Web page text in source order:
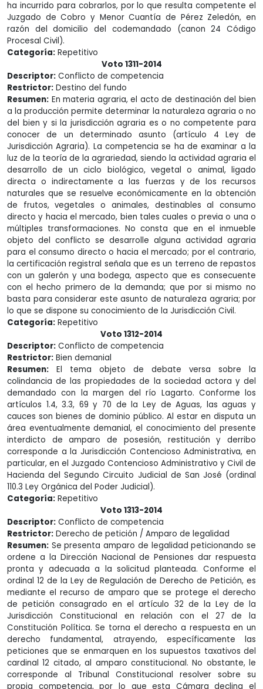
ha incurrido para cobrarlos, por lo que resulta competente el
Juzgado de Cobro y Menor Cuantía de Pérez Zeledón, en
razón del domicilio del codemandado (canon 24 Código
Procesal Civil).
Categoría: Repetitivo
Voto 1311-2014
Descriptor: Conflicto de competencia
Restrictor: Destino del fundo
Resumen: En materia agraria, el acto de destinación del bien
a la producción permite determinar la naturaleza agraria o no
del bien y si la jurisdicción agraria es o no competente para
conocer de un determinado asunto (artículo 4 Ley de
Jurisdicción Agraria). La competencia se ha de examinar a la
luz de la teoría de la agrariedad, siendo la actividad agraria el
desarrollo de un ciclo biológico, vegetal o animal, ligado
directa o indirectamente a las fuerzas y de los recursos
naturales que se resuelve económicamente en la obtención
de frutos, vegetales o animales, destinables al consumo
directo y hacia el mercado, bien tales cuales o previa o una o
múltiples transformaciones. No consta que en el inmueble
objeto del conflicto se desarrolle alguna actividad agraria
para el consumo directo o hacia el mercado; por el contrario,
la certificación registral señala que es un terreno de repastos
con un galerón y una bodega, aspecto que es consecuente
con el hecho primero de la demanda; que por si mismo no
basta para considerar este asunto de naturaleza agraria; por
lo que se dispone su conocimiento de la Jurisdicción Civil.
Categoría: Repetitivo
Voto 1312-2014
Descriptor: Conflicto de competencia
Restrictor: Bien demanial
Resumen: El tema objeto de debate versa sobre la
colindancia de las propiedades de la sociedad actora y del
demandado con la margen del río Lagarto. Conforme los
artículos 1.4, 3.3, 69 y 70 de la Ley de Aguas, las aguas y
cauces son bienes de dominio público. Al estar en disputa un
área eventualmente demanial, el conocimiento del presente
interdicto de amparo de posesión, restitución y derribo
corresponde a la Jurisdicción Contencioso Administrativa, en
particular, en el Juzgado Contencioso Administrativo y Civil de
Hacienda del Segundo Circuito Judicial de San José (ordinal
110.3 Ley Orgánica del Poder Judicial).
Categoría: Repetitivo
Voto 1313-2014
Descriptor: Conflicto de competencia
Restrictor: Derecho de petición / Amparo de legalidad
Resumen: Se presenta amparo de legalidad peticionando se
ordene a la Dirección Nacional de Pensiones dar respuesta
pronta y adecuada a la solicitud planteada. Conforme el
ordinal 12 de la Ley de Regulación de Derecho de Petición, es
mediante el recurso de amparo que se protege el derecho
de petición consagrado en el artículo 32 de la Ley de la
Jurisdicción Constitucional en relación con el 27 de la
Constitución Política. Se torna el derecho a respuesta en un
derecho fundamental, atrayendo, específicamente las
peticiones que se enmarquen en los supuestos taxativos del
cardinal 12 citado, al amparo constitucional. No obstante, le
corresponde al Tribunal Constitucional resolver sobre su
propia competencia, por lo que esta Cámara declina el